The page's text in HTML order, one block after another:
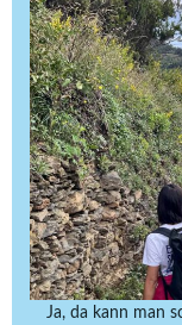
Ja, da kann man